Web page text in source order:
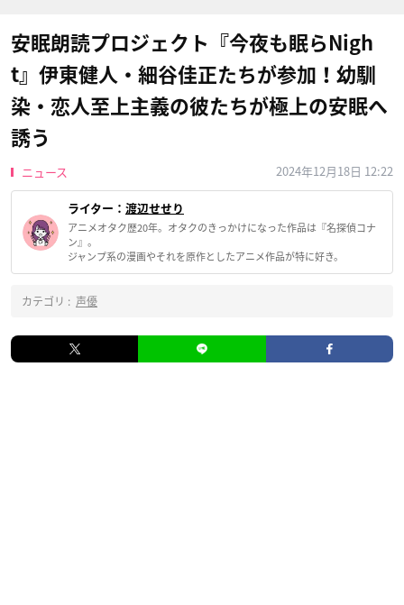
安眠朗読プロジェクト『今夜も眠らNigh
t』伊東健人・細谷佳正たちが参加！幼馴
染・恋人至上主義の彼たちが極上の安眠へ
誘う
ニュース 2024年12月18日 12:22
ライター： 渡辺せせり
アニメオタク歴20年。オタクのきっかけになった作品は『名探偵コナ
ン』。
ジャンプ系の漫画やそれを原作としたアニメ作品が特に好き。
カテゴリ : 声優